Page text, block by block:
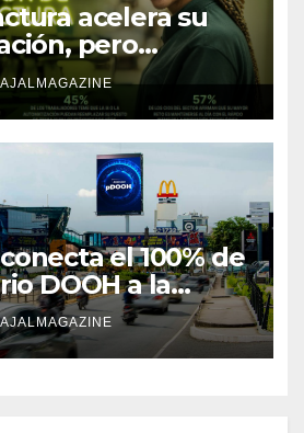
acelera su
pero
creciente
talento
AJALMAGAZINE
el 100% de
DOOH a la
en 9
Latinoamérica
AJALMAGAZINE